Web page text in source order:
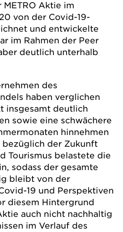
Aktie im
von der Covid-19-
und entwickelte
im Rahmen der Peer
deutlich unterhalb
des
haben verglichen
insgesamt deutlich
sowie eine schwächere
hinnehmen
bezüglich der Zukunft
Tourismus belastete die
sodass der gesamte
bleibt von der
19 und Perspektiven
diesem Hintergrund
auch nicht nachhaltig
im Verlauf des